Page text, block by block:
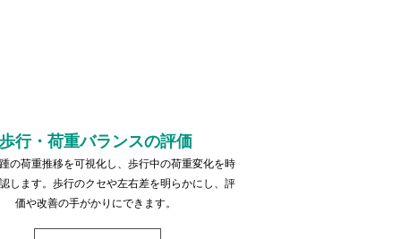
歩行・荷重バランスの評価
の荷重推移を可視化し、歩行中の荷重変化を時
します。歩行のクセや左右差を明らかにし、評
価や改善の手がかりにできます。